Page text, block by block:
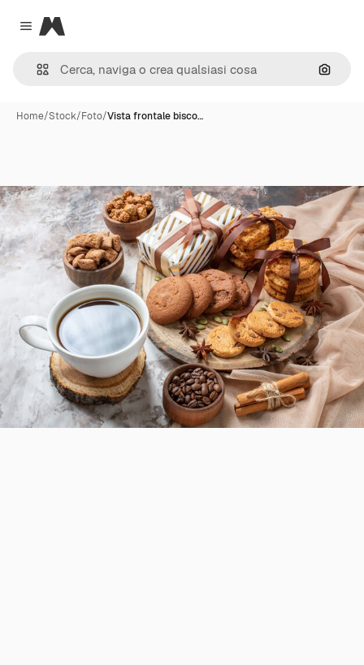
Close menu
Magnific
Cerca
Home/Stock/Foto/Vista frontale bisco…